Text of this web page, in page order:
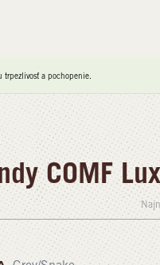
trpezlivosť a pochopenie.
COMF